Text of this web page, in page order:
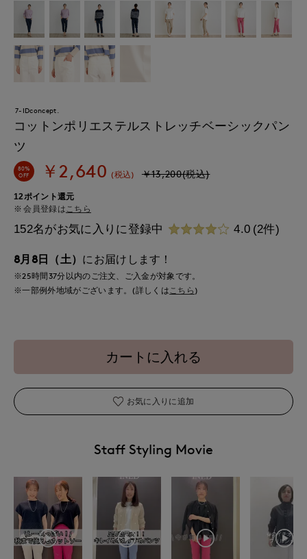
7-IDconcept.
コットンポリエステルストレッチベーシックパン
ツ
80%
OFF ￥2,640 (税込) ￥13,200(税込)
12ポイント還元
会員登録はこちら
152名がお気に入りに登録中 4.0 (2件)
8月8日（土） にお届けします！
※25時間37分以内のご注文、ご入金が対象です。
※一部例外地域がございます。(詳しくは こちら )
カートに入れる
お気に入りに追加
Staff Styling Movie